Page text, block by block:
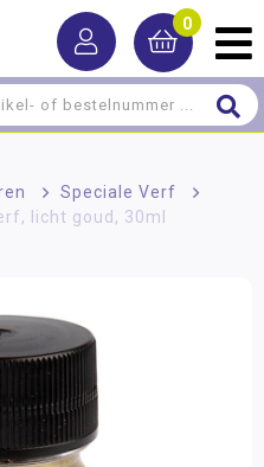
0
> Speciale Verf
>
licht goud, 30ml